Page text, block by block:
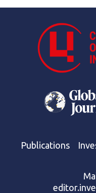
Publications